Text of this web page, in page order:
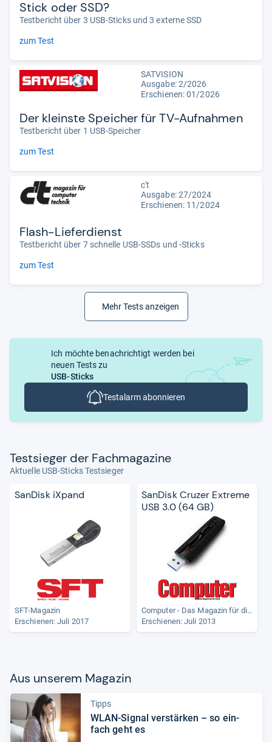
Stick oder SSD?
Testbericht über 3 USB-Sticks und 3 externe SSD
zum Test
SATVISION
Ausgabe: 2/2026
Erschienen:01/2026
Der kleinste Speicher für TV-Aufnahmen
Testbericht über 1 USB-Speicher
zum Test
c't
Ausgabe: 27/2024
Erschienen: 11/2024
Flash-Lieferdienst
Testbericht über 7 schnelle USB-SSDs und -Sticks
zum Test
Mehr Tests anzeigen
Ich möchte benachrichtigt werden bei
neuen Tests zu
USB-Sticks
Testalarm abonnieren
Test­sie­ger der Fach­ma­ga­zine
Aktuelle USB-Sticks Testsieger
SanDisk iXpand
SFT-Magazin
Erschienen: Juli 2017
SanDisk Cruzer Extreme
USB 3.0 (64 GB)
Computer - Das Magazin für die Praxis
Erschienen: Juli 2013
Aus unse­rem Maga­zin
Tipps
WLAN-​Signal ver­stär­ken – so ein­
fach geht es